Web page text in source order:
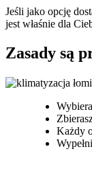
Jeśli jako opcję
jest właśnie dla
Zasady są
Każdy